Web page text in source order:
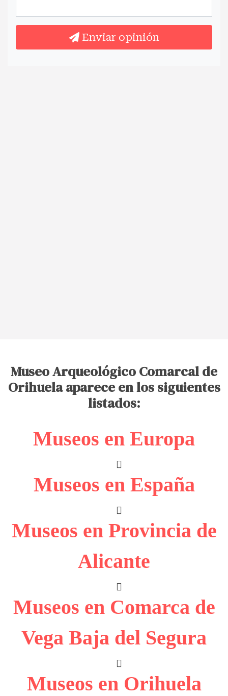
Enviar opinión
Museo Arqueológico Comarcal de
Orihuela aparece en los siguientes
listados:
Museos en Europa
Museos en España
Museos en Provincia de
Alicante
Museos en Comarca de
Vega Baja del Segura
Museos en Orihuela